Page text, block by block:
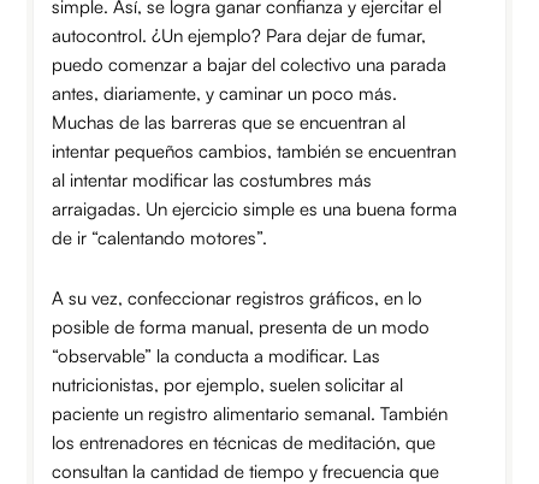
simple. Así, se logra ganar confianza y ejercitar el
autocontrol. ¿Un ejemplo? Para dejar de fumar,
puedo comenzar a bajar del colectivo una parada
antes, diariamente, y caminar un poco más.
Muchas de las barreras que se encuentran al
intentar pequeños cambios, también se encuentran
al intentar modificar las costumbres más
arraigadas. Un ejercicio simple es una buena forma
de ir “calentando motores”.
A su vez, confeccionar registros gráficos, en lo
posible de forma manual, presenta de un modo
“observable” la conducta a modificar. Las
nutricionistas, por ejemplo, suelen solicitar al
paciente un registro alimentario semanal. También
los entrenadores en técnicas de meditación, que
consultan la cantidad de tiempo y frecuencia que